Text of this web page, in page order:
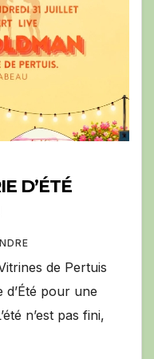
D’ÉTÉ
de Pertuis
d’Été pour une
n’est pas fini,